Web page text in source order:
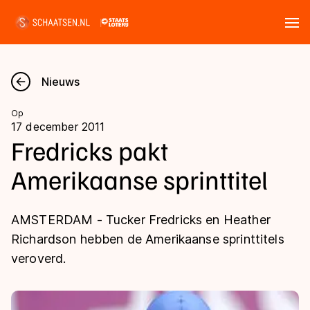
Nieuws
Kalender
Disciplines
Langebaan
Shorttrack
Uitslagen
Langebaan
Tijden & historie
Ranglijsten Langebaan
Nieuws
Op
17 december 2011
Fredricks pakt
Amerikaanse sprinttitel
AMSTERDAM - Tucker Fredricks en Heather
Richardson hebben de Amerikaanse sprinttitels
veroverd.